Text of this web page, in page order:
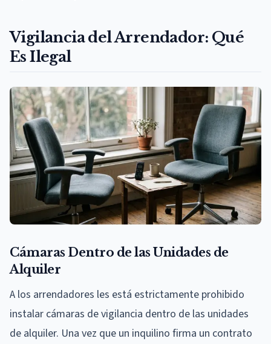
Vigilancia del Arrendador: Qué
Es Ilegal
Cámaras Dentro de las Unidades de
Alquiler
A los arrendadores les está estrictamente prohibido
instalar cámaras de vigilancia dentro de las unidades
de alquiler. Una vez que un inquilino firma un contrato